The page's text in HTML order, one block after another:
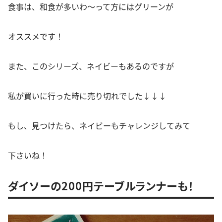
食事は、和食が多いわ〜って方にはグリーンが
オススメです！
また、このシリーズ、ネイビーもあるのですが
私が買いに行った時に売り切れでした↓↓↓
もし、見つけたら、ネイビーもチャレンジしてみて
下さいね！
ダイソーの200円テーブルランナーも！